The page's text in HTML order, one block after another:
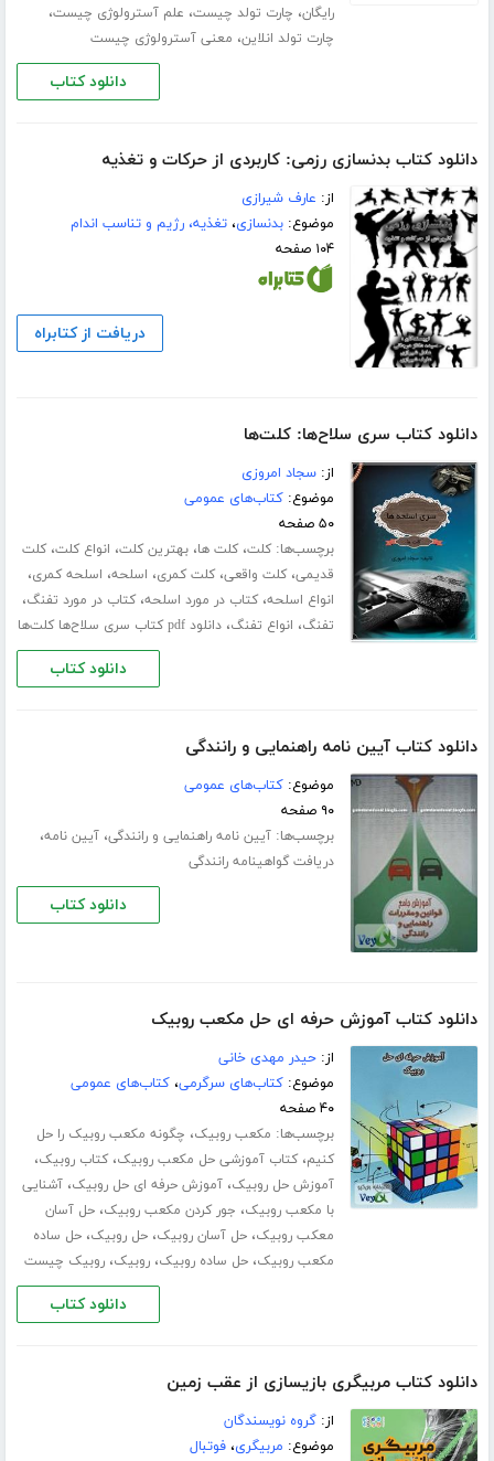
رایگان، چارت تولد چیست، علم آسترولوژی چیست،
چارت تولد انلاین، معنی آسترولوژی چیست
دانلود کتاب
دانلود کتاب بدنسازی رزمی: کاربردی از حرکات و تغذیه
از: عارف شیرازی
موضوع:بدنسازی،تغذیه، رژیم و تناسب اندام
۱۰۴ صفحه
دریافت از کتابراه
دانلود کتاب سری سلاح‌ها: کلت‌ها
از:سجاد امروزی
موضوع:کتاب‌های عمومی
۵۰ صفحه
برچسب‌ها:کلت،کلت ها،بهترین کلت، انواع کلت،کلت
قدیمی،کلت واقعی،کلت کمری، اسلحه، اسلحه کمری،
انواع اسلحه،کتاب در مورد اسلحه،کتاب در مورد تفنگ،
تفنگ، انواع تفنگ،دانلود pdf کتاب سری سلاح‌ها کلت‌ها
دانلود کتاب
دانلود کتاب آیین نامه راهنمایی و رانندگی
موضوع:کتاب‌های عمومی
۹۰ صفحه
برچسب‌ها:آیین نامه راهنمایی و رانندگی،آیین نامه،
دریافت گواهینامه رانندگی
دانلود کتاب
دانلود کتاب آموزش حرفه ای حل مکعب روبیک
از:حیدر مهدی خانی
موضوع:کتاب‌های سرگرمی،کتاب‌های عمومی
۴۰ صفحه
برچسب‌ها: مکعب روبیک، چگونه مکعب روبیک را حل
کنیم،کتاب آموزشی حل مکعب روبیک،کتاب روبیک،
آموزش حل روبیک،آموزش حرفه ای حل روبیک،آشنایی
با مکعب روبیک، جور کردن مکعب روبیک،حل آسان
معکب روبیک،حل آسان روبیک،حل روبیک،حل ساده
مکعب روبیک،حل ساده روبیک،روبیک،روبیک چیست
دانلود کتاب
دانلود کتاب مربیگری بازیسازی از عقب زمین
از:گروه نویسندگان
موضوع: مربیگری،فوتبال